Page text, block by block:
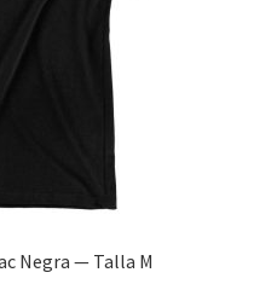
Negra — Talla M